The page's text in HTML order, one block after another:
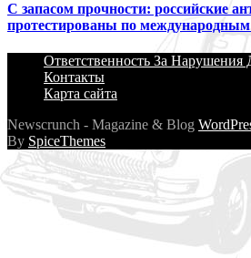
С запасом прочности: российские
протестированы по международным
Ответственность За Нарушения
Контакты
Карта сайта
Newscrunch - Magazine & Blog
By SpiceThemes